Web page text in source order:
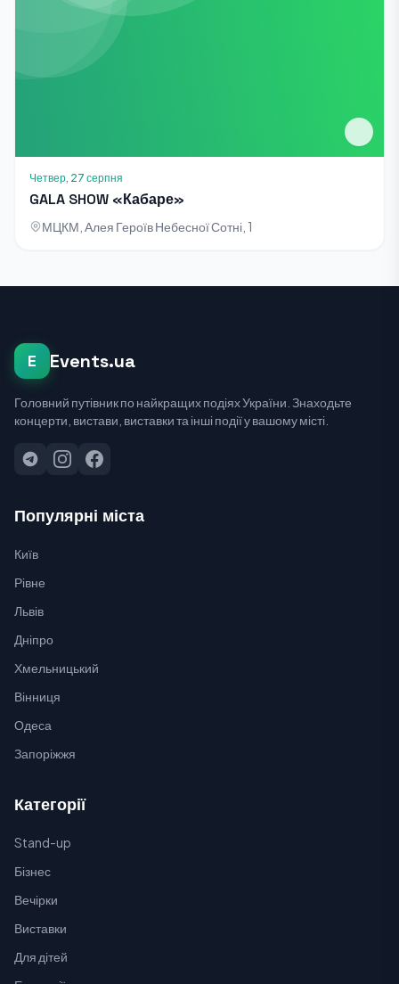
Четвер, 27 серпня
GALA SHOW «Кабаре»
МЦКМ, Алея Героїв Небесної Сотні, 1
E Events.ua
Головний путівник по найкращих подіях України. Знаходьте
концерти, вистави, виставки та інші події у вашому місті.
Популярні міста
Київ
Рівне
Львів
Дніпро
Хмельницький
Вінниця
Одеса
Запоріжжя
Категорії
Stand-up
Бізнес
Вечірки
Виставки
Для дітей